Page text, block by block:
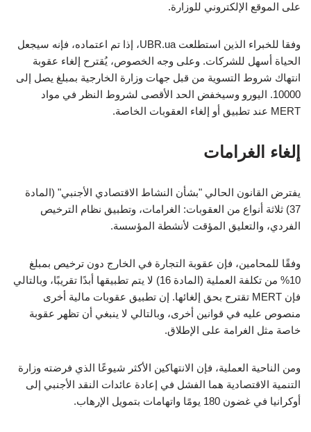
على الموقع الإلكتروني للوزارة.
وفقا للخبراء الذين استطلعت UBR.ua، إذا تم اعتماده، فإنه سيجعل
الحياة أسهل للشركات. وعلى وجه الخصوص، يُقترح إلغاء عقوبة
انتهاك شروط التسوية من قبل جهات وزارة الخارجية بمبلغ يصل إلى
10000. اليورو وسيخفض الحد الأقصى لشروط النظر في مواد
MERT عند تطبيق أو إلغاء العقوبات الخاصة.
إلغاء الغرامات
يفترض القانون الحالي "بشأن النشاط الاقتصادي الأجنبي" (المادة
37) ثلاثة أنواع من العقوبات: الغرامات، وتطبيق نظام الترخيص
الفردي، والتعليق المؤقت لأنشطة المؤسسة.
وفقًا للمحامين، فإن عقوبة التجارة في الخارج دون ترخيص بمبلغ
10% من تكلفة العملية (المادة 16) لا يتم تطبيقها أبدًا تقريبًا، وبالتالي
فإن MERT تقترح بحق إلغائها. إن تطبيق عقوبات مالية أخرى
منصوص عليه في قوانين أخرى، وبالتالي لا ينبغي أن تظهر عقوبة
خاصة مثل الغرامة على الإطلاق.
ومن الناحية العملية، فإن الانتهاكين الأكثر شيوعًا الذي فرضته وزارة
التنمية الاقتصادية هما الفشل في إعادة عائدات النقد الأجنبي إلى
أوكرانيا في غضون 180 يومًا واتهامات بتمويل الإرهاب.